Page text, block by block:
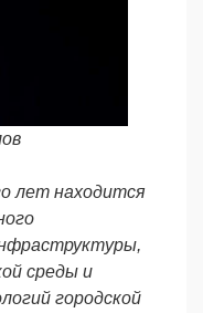
лет находится
среды и
городской